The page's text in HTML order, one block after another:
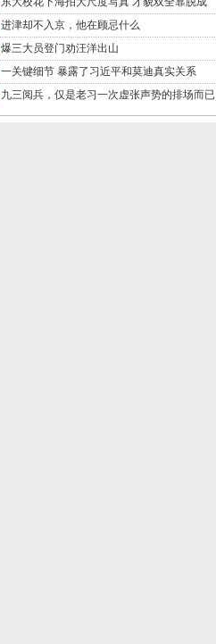
进津却不入京，他在顾忌什么
爆三大员登门劝汪洋出山
一关键细节 暴露了习近平和莫迪真实关系
九三阅兵，仅是老习一次虚张声势的排场而已